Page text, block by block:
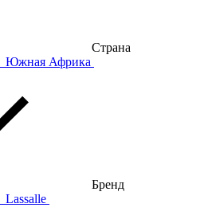
Страна
Южная Африка
Бренд
Lassalle